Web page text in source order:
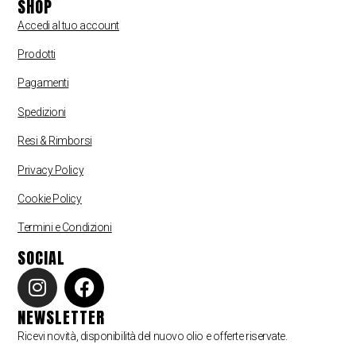
SHOP
Accedi al tuo account
Prodotti
Pagamenti
Spedizioni
Resi & Rimborsi
Privacy Policy
Cookie Policy
Termini e Condizioni
SOCIAL
NEWSLETTER
Ricevi novità, disponibilità del nuovo olio e offerte riservate.